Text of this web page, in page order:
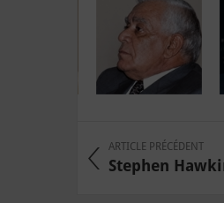
ARTICLE PRÉCÉDENT
Stephen